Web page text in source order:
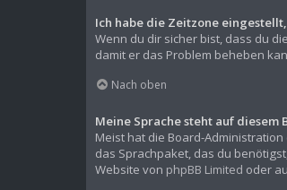
Ich habe die Zeitzone
Wenn du dir sicher bist, dass du
damit er das Problem beheben
Nach oben
Meine Sprache steht auf diesem
Meist hat die Board-
das Sprachpaket, das du
Website von phpBB Limited oder